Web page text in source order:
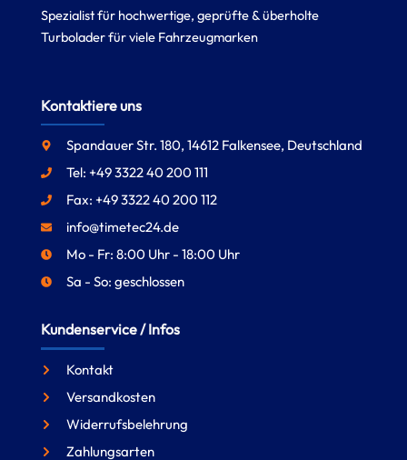
Spezialist für hochwertige, geprüfte & überholte
Turbolader für viele Fahrzeugmarken
Kontaktiere uns
Spandauer Str. 180, 14612 Falkensee, Deutschland
Tel: +49 3322 40 200 111
Fax: +49 3322 40 200 112
info@timetec24.de
Mo - Fr: 8:00 Uhr - 18:00 Uhr
Sa - So: geschlossen
Kundenservice / Infos
Kontakt
Versandkosten
Widerrufsbelehrung
Zahlungsarten